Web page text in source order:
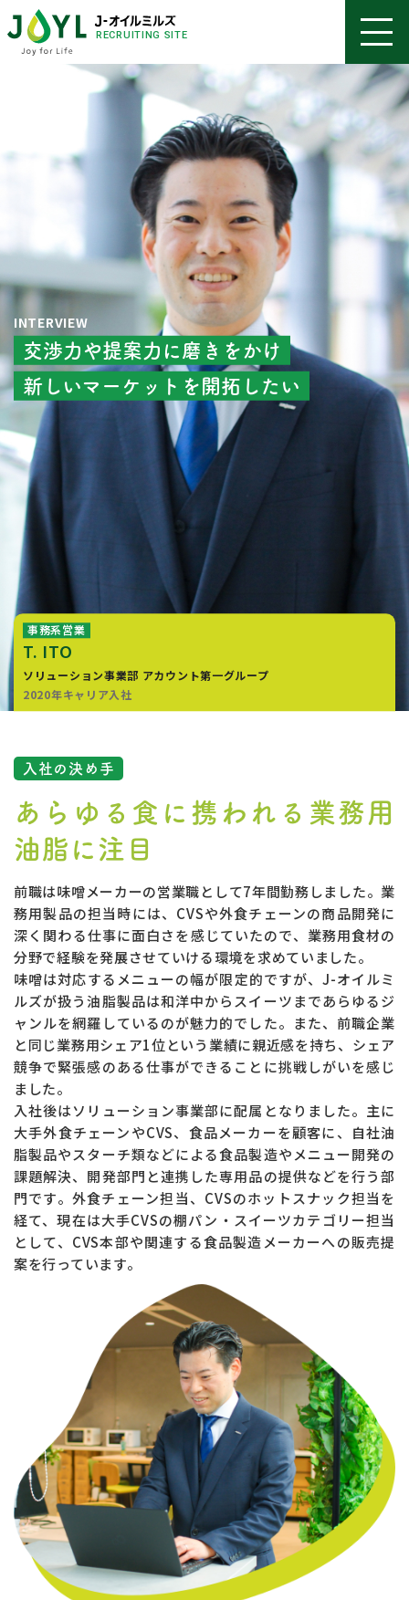
RECRUITING SITE
INTERVIEW
交渉力や提案力に磨きをかけ
新しいマーケットを開拓したい
事務系営業
T. ITO
ソリューション事業部 アカウント第一グループ
2020年キャリア入社
入社の決め手
あらゆる食に携われる 業務用
油脂に注目
前職は味噌メーカーの営業職として7年間勤務しました。業
務用製品の担当時には、CVSや外食チェーンの商品開発に
深く関わる仕事に面白さを感じていたので、業務用食材の
分野で経験を発展させていける環境を求めていました。
味噌は対応するメニューの幅が限定的ですが、J-オイルミ
ルズが扱う油脂製品は和洋中からスイーツまであらゆるジ
ャンルを網羅しているのが魅力的でした。また、前職企業
と同じ業務用シェア1位という業績に親近感を持ち、シェア
競争で緊張感のある仕事ができることに挑戦しがいを感じ
ました。
入社後はソリューション事業部に配属となりました。主に
大手外食チェーンやCVS、食品メーカーを顧客に、自社油
脂製品やスターチ類などによる食品製造やメニュー開発の
課題解決、開発部門と連携した専用品の提供などを行う部
門です。外食チェーン担当、CVSのホットスナック担当を
経て、現在は大手CVSの棚パン・スイーツカテゴリー担当
として、CVS本部や関連する食品製造メーカーへの販売提
案を行っています。